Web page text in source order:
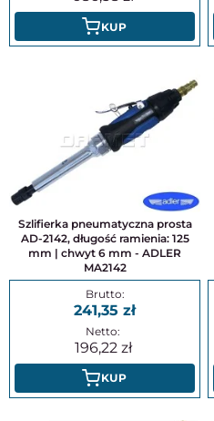
KUP
Szlifierka pneumatyczna prosta
AD-2142, długość ramienia: 125
mm | chwyt 6 mm - ADLER
MA2142
241,35
196,22
KUP